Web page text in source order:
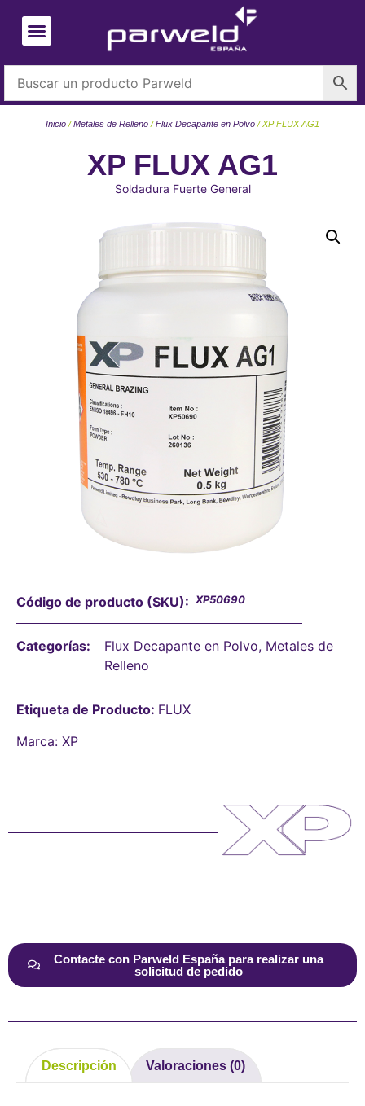
XP FLUX AG1
Soldadura Fuerte General
Inicio /Metales de Relleno /Flux Decapante en Polvo / XP FLUX AG1
Código de producto (SKU): XP50690
Categorías: Flux Decapante en Polvo, Metales de
Relleno
Etiqueta de Producto: FLUX
Marca: XP
Contacte con Parweld España para realizar una
solicitud de pedido
Descripción Valoraciones (0)